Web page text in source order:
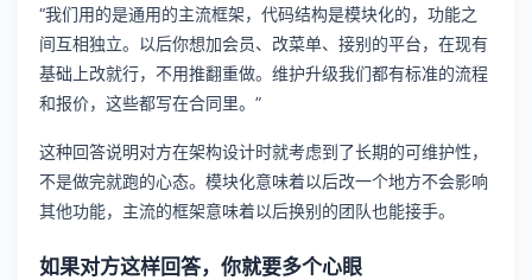
“我们用的是通用的主流框架，代码结构是模块化的，功能之
间互相独立。以后你想加会员、改菜单、接别的平台，在现有
基础上改就行，不用推翻重做。维护升级我们都有标准的流程
和报价，这些都写在合同里。”
这种回答说明对方在架构设计时就考虑到了长期的可维护性，
不是做完就跑的心态。模块化意味着以后改一个地方不会影响
其他功能，主流的框架意味着以后换别的团队也能接手。
如果对方这样回答，你就要多个心眼